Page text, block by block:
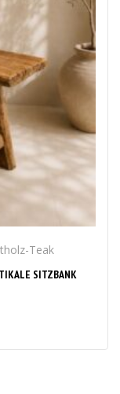
Teak
SITZBANK